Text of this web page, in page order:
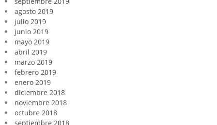
agosto 2019
julio 2019
junio 2019
mayo 2019
abril 2019
marzo 2019
febrero 2019
enero 2019
diciembre 2018
noviembre 2018
octubre 2018
septiembre 2018